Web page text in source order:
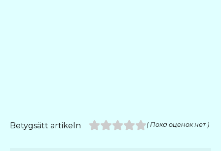
Betygsätt artikeln ( Пока оценок нет )